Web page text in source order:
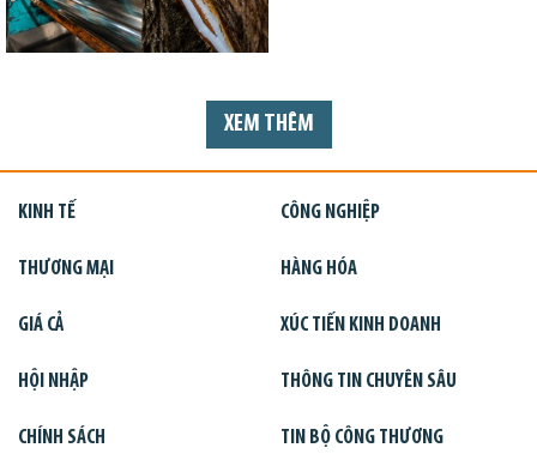
XEM THÊM
KINH TẾ CÔNG NGHIỆP
THƯƠNG MẠI HÀNG HÓA
GIÁ CẢ XÚC TIẾN KINH DOANH
HỘI NHẬP THÔNG TIN CHUYÊN SÂU
CHÍNH SÁCH TIN BỘ CÔNG THƯƠNG